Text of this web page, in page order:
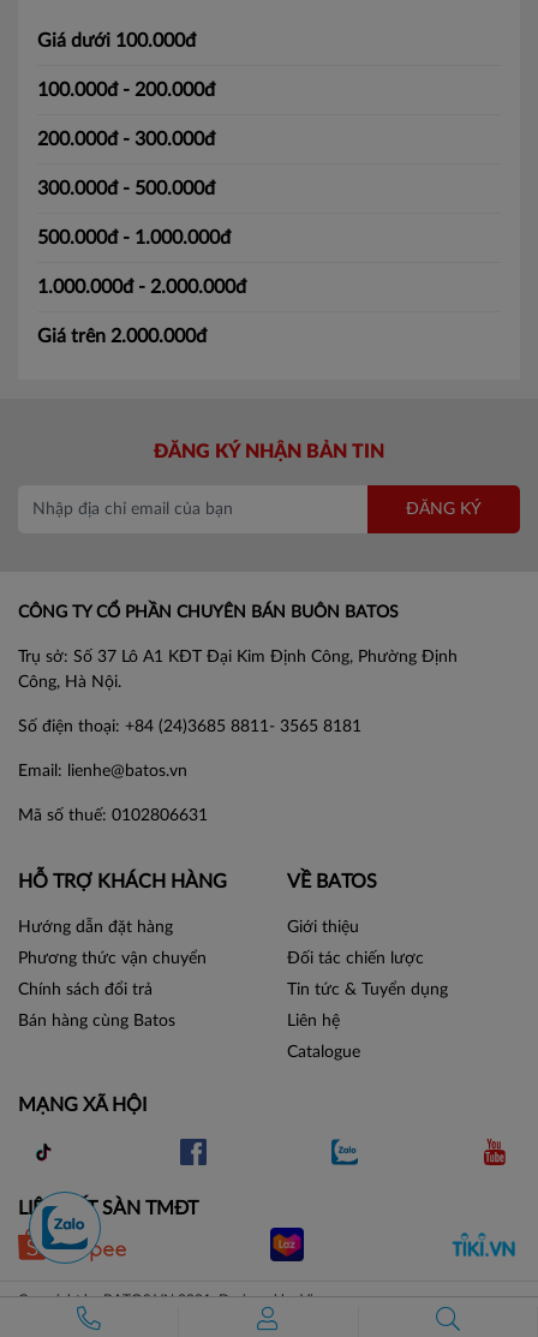
Giá dưới 100.000đ
100.000đ - 200.000đ
200.000đ - 300.000đ
300.000đ - 500.000đ
500.000đ - 1.000.000đ
1.000.000đ - 2.000.000đ
Giá trên 2.000.000đ
ĐĂNG KÝ NHẬN BẢN TIN
ĐĂNG KÝ
CÔNG TY CỔ PHẦN CHUYÊN BÁN BUÔN BATOS
Trụ sở: Số 37 Lô A1 KĐT Đại Kim Định Công, Phường Định
Công, Hà Nội.
Số điện thoại: +84 (24)3685 8811- 3565 8181
Email: lienhe@batos.vn
Mã số thuế: 0102806631
HỖ TRỢ KHÁCH HÀNG
Hướng dẫn đặt hàng
Phương thức vận chuyển
Chính sách đổi trả
Bán hàng cùng Batos
VỀ BATOS
Giới thiệu
Đối tác chiến lược
Tin tức & Tuyển dụng
Liên hệ
Catalogue
MẠNG XÃ HỘI
LIÊN KẾT SÀN TMĐT
Copyright by BATOS.VN 2021. Designed by Vicogroup.vn